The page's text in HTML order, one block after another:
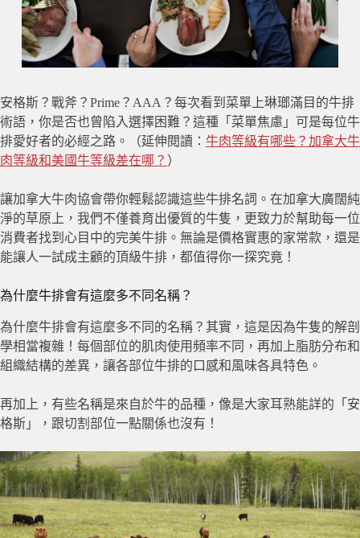
安格斯？戰斧？Prime？AAA？每次看到菜單上琳瑯滿目的牛排
術語，你是否也曾陷入選擇困難？這種「菜單焦慮」可是每位牛
排愛好者的必經之路。（延伸閱讀： 牛肉等級有哪些？加拿大牛
肉等級和美國牛等級差在哪？ ）
讓加拿大牛肉協會帶你輕鬆認識這些牛排名詞。在加拿大廣闊純
淨的草原上，我們不僅養育出優質的牛隻，更致力於幫助每一位
消費者找到心目中的完美牛排。無論是價格實惠的家常款，還是
能讓人一試成主顧的頂級牛排，都值得你一探究竟！
為什麼牛排會有這麼多不同名稱？
為什麼牛排會有這麼多不同的名稱？其實，這是因為牛隻的解剖
學相當複雜！每個部位的肌肉使用頻率不同，再加上脂肪分布和
組織結構的差異，讓各部位牛排的口感和風味各具特色。
再加上，有些名稱是來自於牛的品種，像是大家耳熟能詳的「安
格斯」，跟切割部位一點關係也沒有！